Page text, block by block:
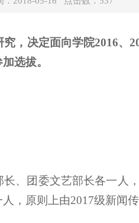
，决定面向学院2016、
选拔。
、团委文艺部长各一人
，原则上由2017级新闻传